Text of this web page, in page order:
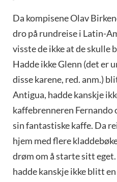
Da kompisene Olav
dro på rundreise i Latin-
visste de ikke at de skulle
Hadde ikke Glenn (det er
disse karene, red. anm.)
Antigua, hadde kanskje
kaffebrenneren
sin fantastiske kaffe. Da
hjem med flere
drøm om å starte sitt eget.
hadde kanskje ikke blitt